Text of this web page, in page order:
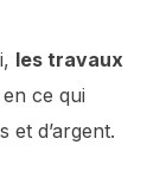
les travaux
ce qui
d’argent.